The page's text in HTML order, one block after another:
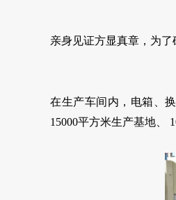
亲身见证方显真章，为
在生产车间内，电箱、
15000平方米生产基地、